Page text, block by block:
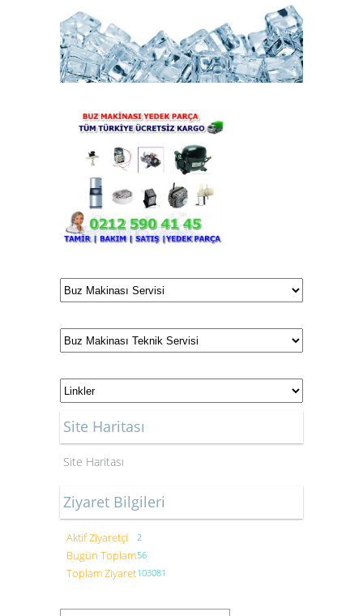
Site Haritası
Site Haritası
Ziyaret Bilgileri
Aktif Ziyaretçi 2
Bugün Toplam56
Toplam Ziyaret103081